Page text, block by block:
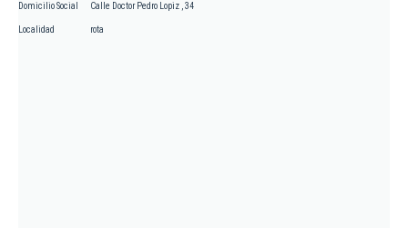
Domicilio Social Calle Doctor Pedro Lopiz , 34
Localidad rota